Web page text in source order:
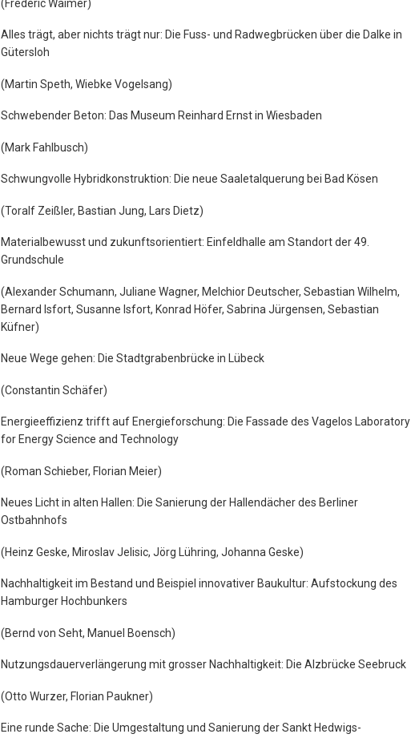
(Frederic Waimer)
Alles trägt, aber nichts trägt nur: Die Fuss- und Radwegbrücken über die Dalke in
Gütersloh
(Martin Speth, Wiebke Vogelsang)
Schwebender Beton: Das Museum Reinhard Ernst in Wiesbaden
(Mark Fahlbusch)
Schwungvolle Hybridkonstruktion: Die neue Saaletalquerung bei Bad Kösen
(Toralf Zeißler, Bastian Jung, Lars Dietz)
Materialbewusst und zukunftsorientiert: Einfeldhalle am Standort der 49.
Grundschule
(Alexander Schumann, Juliane Wagner, Melchior Deutscher, Sebastian Wilhelm,
Bernard Isfort, Susanne Isfort, Konrad Höfer, Sabrina Jürgensen, Sebastian
Küfner)
Neue Wege gehen: Die Stadtgrabenbrücke in Lübeck
(Constantin Schäfer)
Energieeffizienz trifft auf Energieforschung: Die Fassade des Vagelos Laboratory
for Energy Science and Technology
(Roman Schieber, Florian Meier)
Neues Licht in alten Hallen: Die Sanierung der Hallendächer des Berliner
Ostbahnhofs
(Heinz Geske, Miroslav Jelisic, Jörg Lühring, Johanna Geske)
Nachhaltigkeit im Bestand und Beispiel innovativer Baukultur: Aufstockung des
Hamburger Hochbunkers
(Bernd von Seht, Manuel Boensch)
Nutzungsdauerverlängerung mit grosser Nachhaltigkeit: Die Alzbrücke Seebruck
(Otto Wurzer, Florian Paukner)
Eine runde Sache: Die Umgestaltung und Sanierung der Sankt Hedwigs-